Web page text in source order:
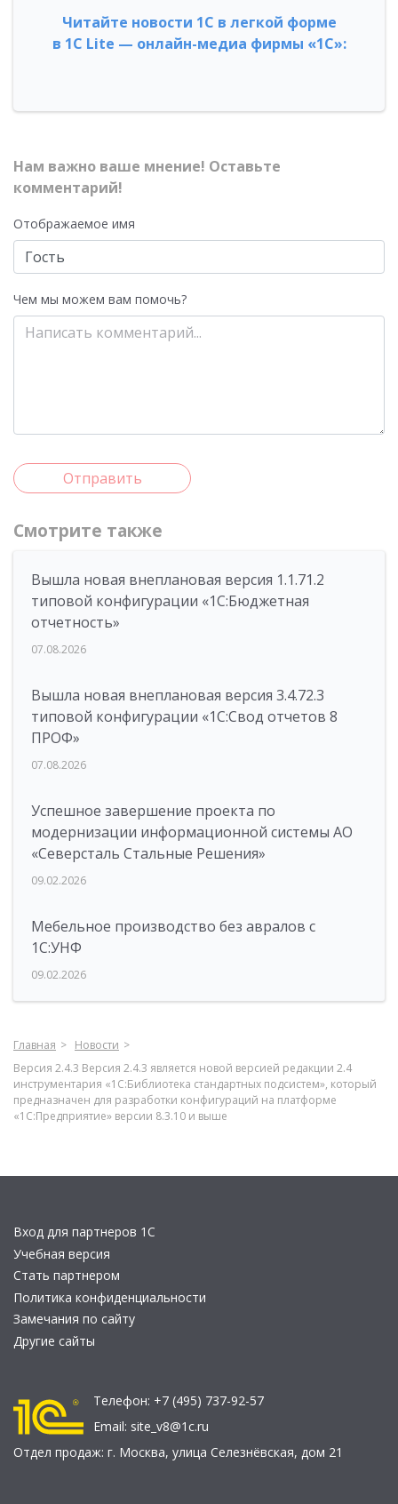
Читайте новости 1С в легкой форме
в 1С Lite — онлайн-медиа фирмы «1С»:
Нам важно ваше мнение! Оставьте
комментарий!
Отображаемое имя
Чем мы можем вам помочь?
Отправить
Смотрите также
Вышла новая внеплановая версия 1.1.71.2
типовой конфигурации «1C:Бюджетная
отчетность»
07.08.2026
Вышла новая внеплановая версия 3.4.72.3
типовой конфигурации «1C:Свод отчетов 8
ПРОФ»
07.08.2026
Успешное завершение проекта по
модернизации информационной системы АО
«Северсталь Стальные Решения»
09.02.2026
Мебельное производство без авралов с
1С:УНФ
09.02.2026
Главная
Новости
Версия 2.4.3 Версия 2.4.3 является новой версией редакции 2.4
инструментария «1С:Библиотека стандартных подсистем», который
предназначен для разработки конфигураций на платформе
«1С:Предприятие» версии 8.3.10 и выше
Вход для партнеров 1С
Учебная версия
Стать партнером
Политика конфиденциальности
Замечания по сайту
Другие сайты
Телефон: +7 (495) 737-92-57
Email: site_v8@1c.ru
Отдел продаж: г. Москва, улица Селезнёвская, дом 21